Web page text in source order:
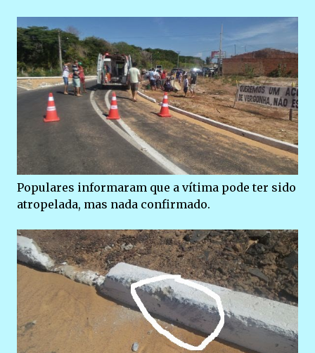
Populares informaram que a vítima pode ter sido
atropelada, mas nada confirmado.